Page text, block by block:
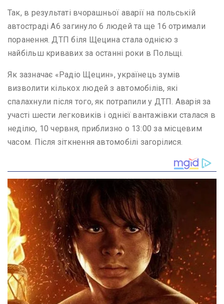
Так, в результаті вчорашньої аварії на польській
автостраді А6 загинуло 6 людей та ще 16 отримали
поранення. ДТП біля Щецина стала однією з
найбільш кривавих за останні роки в Польщі.
Як зазначає «Радіо Щецин», українець зумів
визволити кількох людей з автомобілів, які
спалахнули після того, як потрапили у ДТП. Аварія за
участі шести легковиків і однієї вантажівки сталася в
неділю, 10 червня, приблизно о 13:00 за місцевим
часом. Після зіткнення автомобілі загорілися.